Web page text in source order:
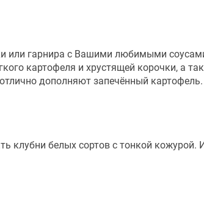
или гарнира с Вашими любимыми
картофеля и хрустящей корочки, а
дополняют запечённый картофель.
клубни белых сортов с тонкой кожурой.